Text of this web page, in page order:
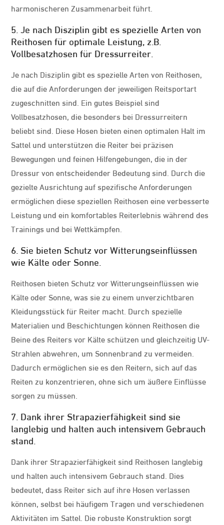
harmonischeren Zusammenarbeit führt.
5. Je nach Disziplin gibt es spezielle Arten von
Reithosen für optimale Leistung, z.B.
Vollbesatzhosen für Dressurreiter.
Je nach Disziplin gibt es spezielle Arten von Reithosen,
die auf die Anforderungen der jeweiligen Reitsportart
zugeschnitten sind. Ein gutes Beispiel sind
Vollbesatzhosen, die besonders bei Dressurreitern
beliebt sind. Diese Hosen bieten einen optimalen Halt im
Sattel und unterstützen die Reiter bei präzisen
Bewegungen und feinen Hilfengebungen, die in der
Dressur von entscheidender Bedeutung sind. Durch die
gezielte Ausrichtung auf spezifische Anforderungen
ermöglichen diese speziellen Reithosen eine verbesserte
Leistung und ein komfortables Reiterlebnis während des
Trainings und bei Wettkämpfen.
6. Sie bieten Schutz vor Witterungseinflüssen
wie Kälte oder Sonne.
Reithosen bieten Schutz vor Witterungseinflüssen wie
Kälte oder Sonne, was sie zu einem unverzichtbaren
Kleidungsstück für Reiter macht. Durch spezielle
Materialien und Beschichtungen können Reithosen die
Beine des Reiters vor Kälte schützen und gleichzeitig UV-
Strahlen abwehren, um Sonnenbrand zu vermeiden.
Dadurch ermöglichen sie es den Reitern, sich auf das
Reiten zu konzentrieren, ohne sich um äußere Einflüsse
sorgen zu müssen.
7. Dank ihrer Strapazierfähigkeit sind sie
langlebig und halten auch intensivem Gebrauch
stand.
Dank ihrer Strapazierfähigkeit sind Reithosen langlebig
und halten auch intensivem Gebrauch stand. Dies
bedeutet, dass Reiter sich auf ihre Hosen verlassen
können, selbst bei häufigem Tragen und verschiedenen
Aktivitäten im Sattel. Die robuste Konstruktion sorgt